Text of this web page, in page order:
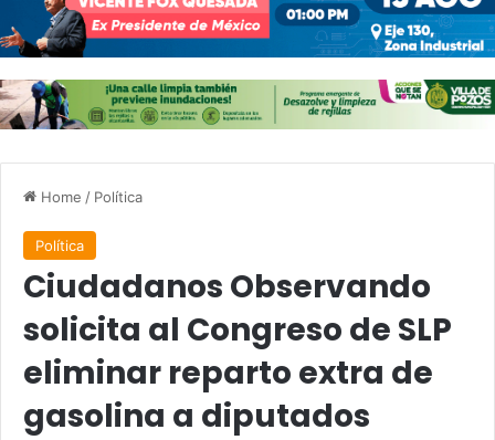
Home / Política
Política
Ciudadanos Observando
solicita al Congreso de SLP
eliminar reparto extra de
gasolina a diputados